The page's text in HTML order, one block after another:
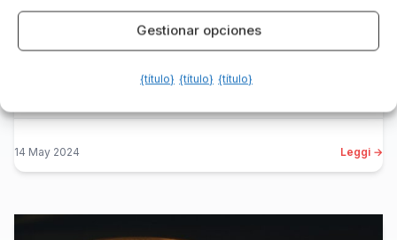
Gestionar opciones
{título} {título} {título}
Cassöeula: El auténtico sabor de Lombardía
La cassöeula, conosciuta anche come cassoeula o cazzoeula,
14 May 2024 Leggi →